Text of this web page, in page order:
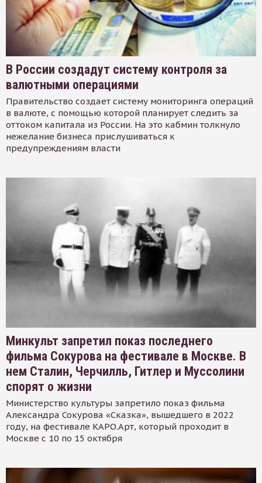
В России создадут систему контроля за
валютными операциями
Правительство создает систему мониторинга операций
в валюте, с помощью которой планирует следить за
оттоком капитала из России. На это кабмин толкнуло
нежелание бизнеса прислушиваться к
предупреждениям власти
Минкульт запретил показ последнего
фильма Сокурова на фестивале в Москве. В
нем Сталин, Черчилль, Гитлер и Муссолини
спорят о жизни
Министерство культуры запретило показ фильма
Александра Сокурова «Сказка», вышедшего в 2022
году, на фестивале КАРО.Арт, который проходит в
Москве с 10 по 15 октября